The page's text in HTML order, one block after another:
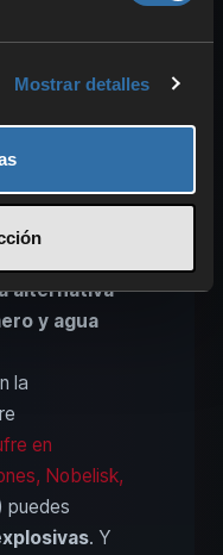
Mostrar detalles
siguientes
carbón
y en
obtener
Normalmente
y biomasa
alternativa
y agua
la
en
Nobelisk,
puedes
. Y